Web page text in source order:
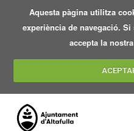
Aquesta pàgina utilitza
experiència de navegació.
accepta la nostra